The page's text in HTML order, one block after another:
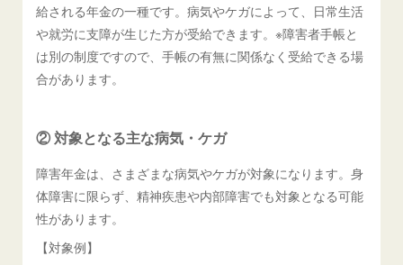
給される年金の一種です。病気やケガによって、日常生活
や就労に支障が生じた方が受給できます。※障害者手帳と
は別の制度ですので、手帳の有無に関係なく受給できる場
合があります。
② 対象となる主な病気・ケガ
障害年金は、さまざまな病気やケガが対象になります。身
体障害に限らず、精神疾患や内部障害でも対象となる可能
性があります。
【対象例】